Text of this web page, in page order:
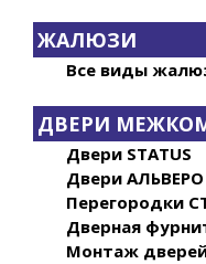
ЖАЛЮЗИ
Все виды
ДВЕРИ
Двери STATUS
Двери
Перегородки
Дверная
Монтаж